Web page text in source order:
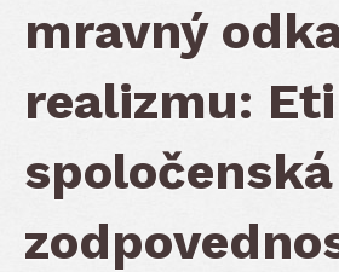
mravný
realizmu:
spoločenská